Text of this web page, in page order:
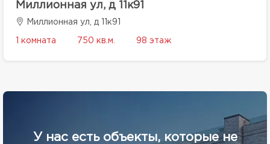
Миллионная ул, д 11к91
Миллионная ул, д 11к91
1 комната 750 кв.м. 98 этаж
У нас есть объекты, которые не